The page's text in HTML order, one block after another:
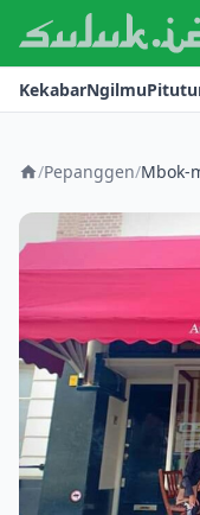
Kerjasama
Kontak
KekabarNgilmu
/Pepanggen/